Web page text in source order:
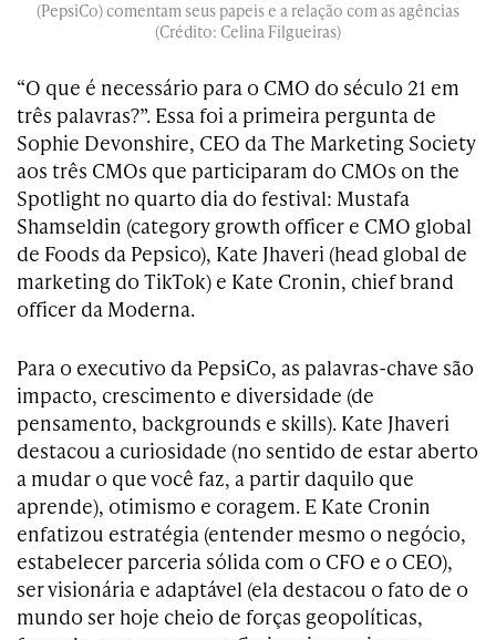
(PepsiCo) comentam seus papeis e a relação com as agências
(Crédito: Celina Filgueiras)
“O que é necessário para o CMO do século 21 em
três palavras?”. Essa foi a primeira pergunta de
Sophie Devonshire, CEO da The Marketing Society
aos três CMOs que participaram do CMOs on the
Spotlight no quarto dia do festival: Mustafa
Shamseldin (category growth officer e CMO global
de Foods da Pepsico), Kate Jhaveri (head global de
marketing do TikTok) e Kate Cronin, chief brand
officer da Moderna.
Para o executivo da PepsiCo, as palavras-chave são
impacto, crescimento e diversidade (de
pensamento, backgrounds e skills). Kate Jhaveri
destacou a curiosidade (no sentido de estar aberto
a mudar o que você faz, a partir daquilo que
aprende), otimismo e coragem. E Kate Cronin
enfatizou estratégia (entender mesmo o negócio,
estabelecer parceria sólida com o CFO e o CEO),
ser visionária e adaptável (ela destacou o fato de o
mundo ser hoje cheio de forças geopolíticas,